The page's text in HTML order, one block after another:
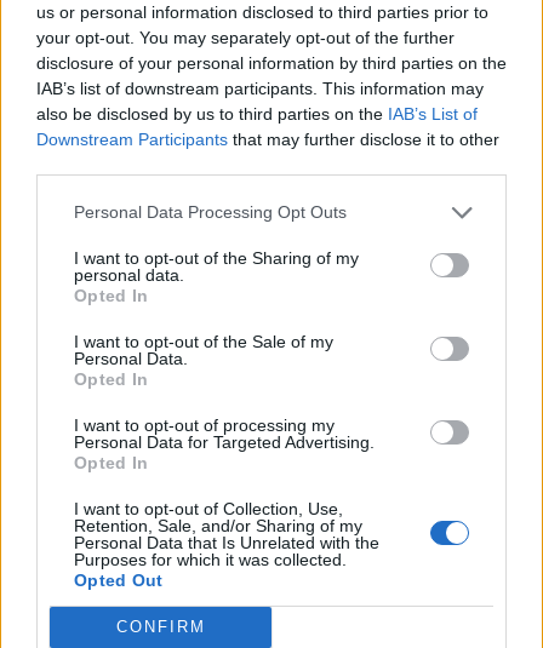
us or personal information disclosed to third parties prior to
your opt-out. You may separately opt-out of the further
disclosure of your personal information by third parties on the
IAB’s list of downstream participants. This information may
also be disclosed by us to third parties on the IAB’s List of
Downstream Participants that may further disclose it to other
Personal Data Processing Opt Outs
I want to opt-out of the Sharing of my
personal data.
Opted In
I want to opt-out of the Sale of my
Personal Data.
Opted In
I want to opt-out of processing my
Personal Data for Targeted Advertising.
Opted In
I want to opt-out of Collection, Use,
Retention, Sale, and/or Sharing of my
Personal Data that Is Unrelated with the
Purposes for which it was collected.
Opted Out
CONFIRM
ΣΧΕΤΙΚΗ ΕΙΔΗΣΕΟΓΡΑΦΙΑ
ΠΟΛΙΤΙΚΗ 21.04.2026 10:41
PARAPOLITIKA NEWSROOM
"Καρφί" Οικονόμου για Σκέρτσο: "Δεν
έχει επαρκή επαφή με την
πραγματικότητα" - Τι είπε στα
Παραπολιτικά 90,1 (Ηχητικό)
Εγγραφή στο newsletter
Αποδέχομαι τους
και την πολιτική απορρήτου
X